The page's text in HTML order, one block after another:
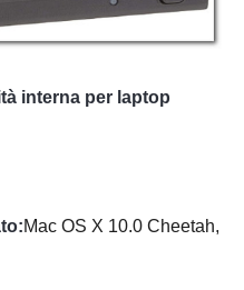
interna per laptop
Mac OS X 10.0 Cheetah,